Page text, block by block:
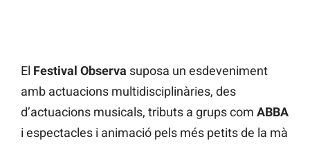
El Festival Observa suposa un esdeveniment
amb actuacions multidisciplinàries, des
d’actuacions musicals, tributs a grups com ABBA
i espectacles i animació pels més petits de la mà